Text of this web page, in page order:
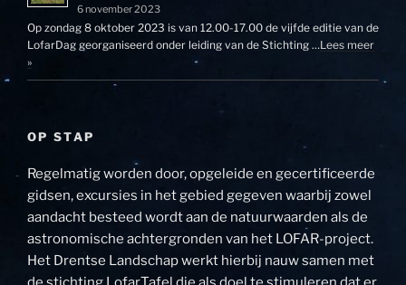
6 november 2023
Op zondag 8 oktober 2023 is van 12.00-17.00 de vijfde editie van de
LofarDag georganiseerd onder leiding van de Stichting …Lees meer
»
OP STAP
Regelmatig worden door, opgeleide en gecertificeerde
gidsen, excursies in het gebied gegeven waarbij zowel
aandacht besteed wordt aan de natuurwaarden als de
astronomische achtergronden van het LOFAR-project.
Het Drentse Landschap werkt hierbij nauw samen met